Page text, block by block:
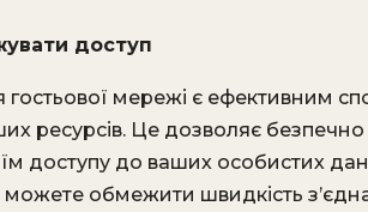
доступ
гостьової мережі є ефективним
ресурсів. Це дозволяє безпечно
доступу до ваших особистих
обмежити швидкість